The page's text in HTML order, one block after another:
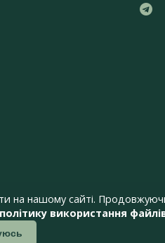
нашому сайті.
політику використання